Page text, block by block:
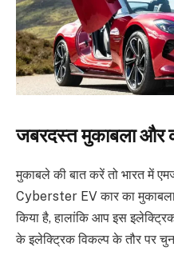
जबरदस्त मुकाबला और
मुकाबले की बात करें तो भारत में
Cyberster EV कार का मुकाबला
किया है, हालांकि आप इस
के इलेक्ट्रिक विकल्प के तौर पर